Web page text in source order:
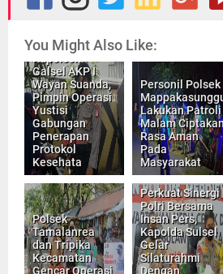
You Might Also Like:
Kapolsek
Galsel AKP I
Wayan Suanda,
Pimpin Operasi
Yustisi
Gabungan
Penerapan
Protokol
Kesehata
Personil Polsek
Lakukan Patroli
Malam
Rasa Aman
Pada
Masyarakat
Polsek
Tamalanrea
dan Tripika
Kecamatan
Gencar Operasi
Perkuat Sinergi
Polri Bersama
Insan Pers,
Kapolda Sulsel
Gelar
Silaturahmi
Dengan